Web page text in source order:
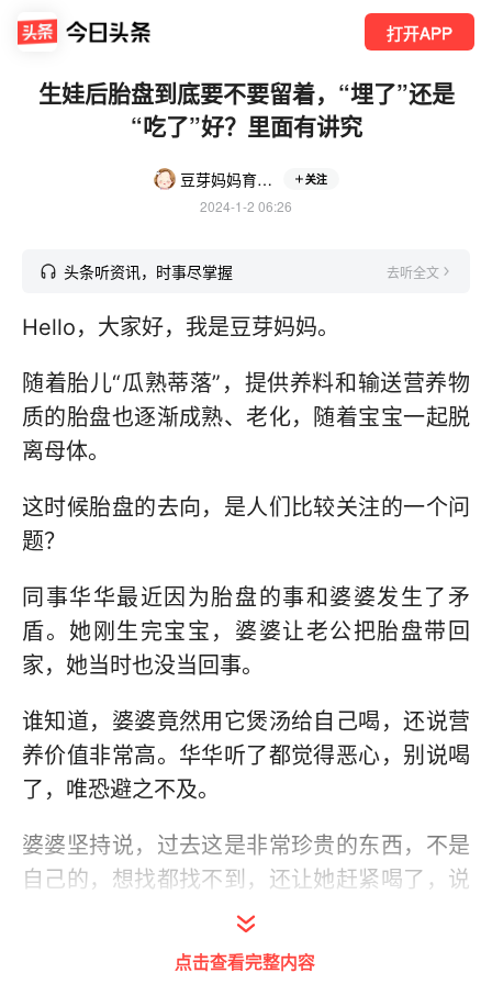
打开APP
生娃后胎盘到底要不要留着，“埋了”还是
“吃了”好？里面有讲究
豆芽妈妈育儿说 关注
2024-1-2 06:26
头条听资讯，时事尽掌握 去听全文
Hello，大家好，我是豆芽妈妈。
随着胎儿“瓜熟蒂落”，提供养料和输送营养物
质的胎盘也逐渐成熟、老化，随着宝宝一起脱
离母体。
这时候胎盘的去向，是人们比较关注的一个问
题？
同事华华最近因为胎盘的事和婆婆发生了矛
盾。她刚生完宝宝，婆婆让老公把胎盘带回
家，她当时也没当回事。
谁知道，婆婆竟然用它煲汤给自己喝，还说营
养价值非常高。华华听了都觉得恶心，别说喝
了，唯恐避之不及。
婆婆坚持说，过去这是非常珍贵的东西，不是
自己的，想找都找不到，还让她赶紧喝了，说
生娃后胎盘到底要不要，留在医院还是带
点击查看完整内容